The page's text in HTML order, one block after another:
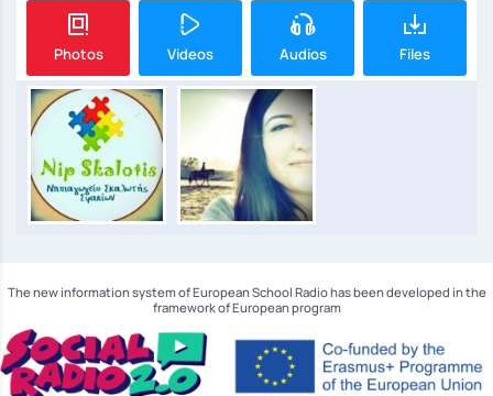
Photos Videos Audios Files
The new information system of European School Radio has been developed in the
framework of European program